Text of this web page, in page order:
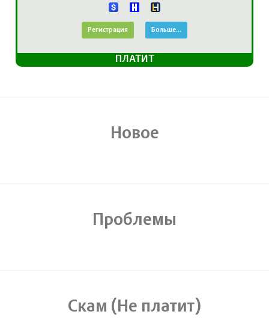
Регистрация Больше...
ПЛАТИТ
Новое
Проблемы
Скам (Не платит)